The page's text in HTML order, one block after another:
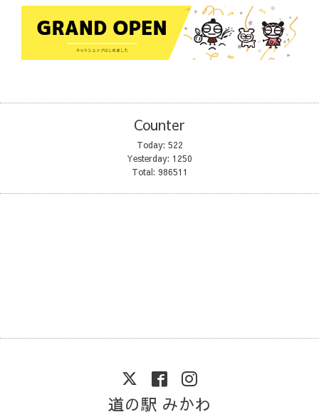
Counter
Today: 522
Yesterday: 1250
Total: 986511
道の駅 みかわ